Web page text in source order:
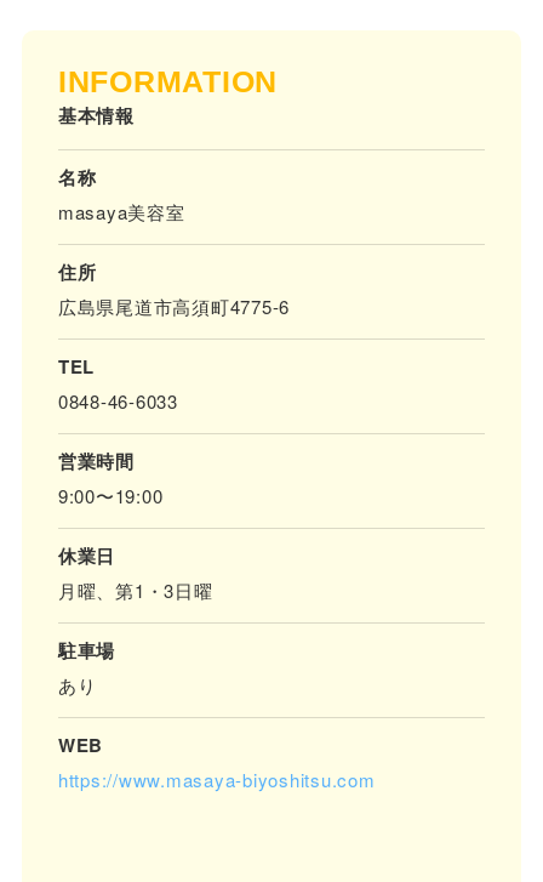
INFORMATION
基本情報
名称
masaya美容室
住所
広島県尾道市高須町4775-6
TEL
0848-46-6033
営業時間
9:00〜19:00
休業日
月曜、第1・3日曜
駐車場
あり
WEB
https://www.masaya-biyoshitsu.com